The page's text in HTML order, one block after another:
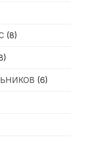
(8)
(6)